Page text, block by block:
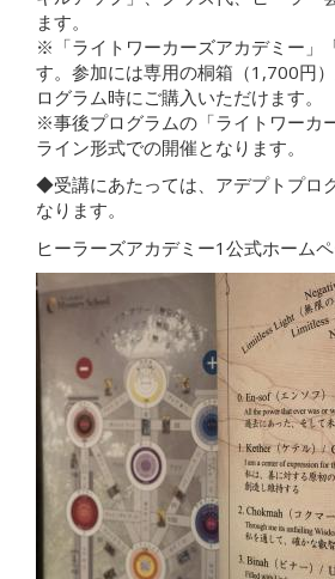
ます。
※「ライトワーカーズアカデミー」
す。参加には専用の桐箱（1,700円
ログラム時にご購入いただけます。
※事後プログラムの「ライトワーカ
ライン形式での開催となります。
◆受講にあたっては、アデプトプロ
なります。
ヒーラーズアカデミー1公式ホームペ